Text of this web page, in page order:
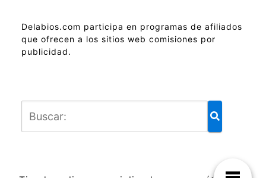
Delabios.com participa en programas de afiliados
que ofrecen a los sitios web comisiones por
publicidad.